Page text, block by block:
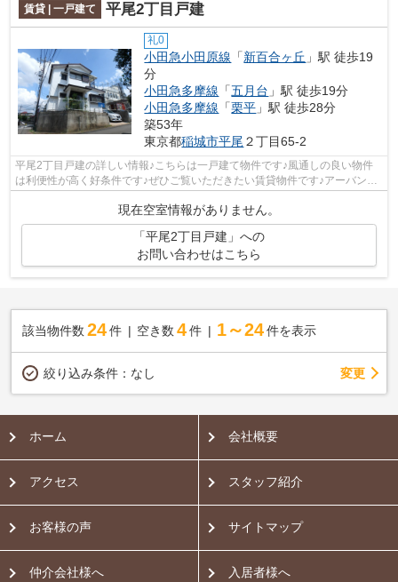
賃貸 | 一戸建て 平尾2丁目戸建
礼0
小田急小田原線 「新百合ヶ丘 」駅 徒歩19
分
小田急多摩線 「五月台 」駅 徒歩19分
小田急多摩線 「栗平 」駅 徒歩28分
築53年
東京都稲城市平尾 ２丁目65-2
平尾2丁目戸建の詳しい情報♪こちらは一戸建て物件です♪風通しの良い物件
は利便性が高く好条件です♪ぜひご覧いただきたい賃貸物件です♪アーバン企
画開発までのご予約は、urbanshop@urba...
現在空室情報がありません。
「平尾2丁目戸建」への
お問い合わせはこちら
該当物件数 24件 空き数 4 件 1～24 件を表示
絞り込み条件： なし 変更
ホーム 会社概要
アクセス スタッフ紹介
お客様の声 サイトマップ
仲介会社様へ 入居者様へ